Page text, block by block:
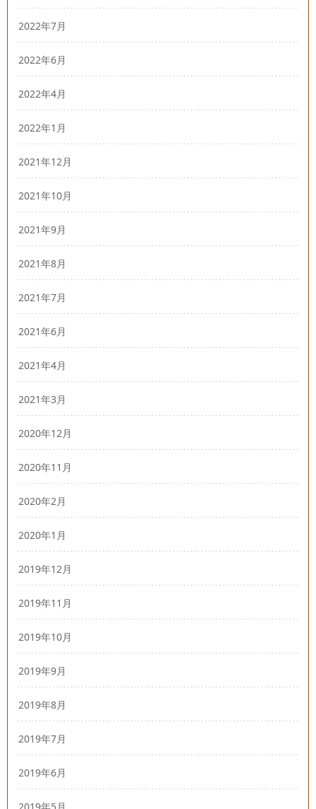
2022年7月
2022年6月
2022年4月
2022年1月
2021年12月
2021年10月
2021年9月
2021年8月
2021年7月
2021年6月
2021年4月
2021年3月
2020年12月
2020年11月
2020年2月
2020年1月
2019年12月
2019年11月
2019年10月
2019年9月
2019年8月
2019年7月
2019年6月